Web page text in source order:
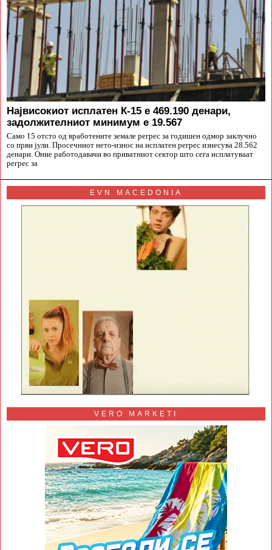
Највисокиот исплатен К-15 е 469.190 денари,
задолжителниот минимум е 19.567
Само 15 отсто од вработените земале регрес за годишен одмор заклучно
со први јули. Просечниот нето-износ на исплатен регрес изнесува 28.562
денари. Оние работодавачи во приватниот сектор што сега исплатуваат
регрес за
EVN MACEDONIA
VERO MARKETI